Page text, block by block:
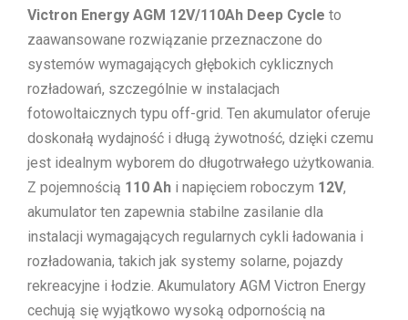
Victron Energy AGM 12V/110Ah Deep Cycle to
zaawansowane rozwiązanie przeznaczone do
systemów wymagających głębokich cyklicznych
rozładowań, szczególnie w instalacjach
fotowoltaicznych typu off-grid. Ten akumulator oferuje
doskonałą wydajność i długą żywotność, dzięki czemu
jest idealnym wyborem do długotrwałego użytkowania.
Z pojemnością 110 Ah i napięciem roboczym 12V,
akumulator ten zapewnia stabilne zasilanie dla
instalacji wymagających regularnych cykli ładowania i
rozładowania, takich jak systemy solarne, pojazdy
rekreacyjne i łodzie. Akumulatory AGM Victron Energy
cechują się wyjątkowo wysoką odpornością na